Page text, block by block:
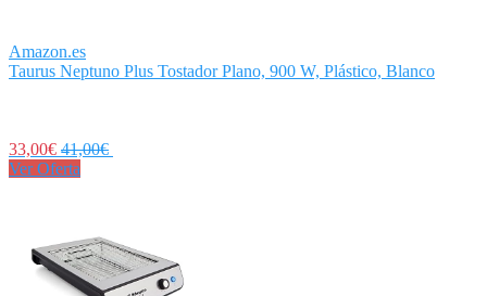
Amazon.es
Taurus Neptuno Plus Tostador Plano, 900 W, Plástico, Blanco
33,00€ 41,00€
Ver Oferta